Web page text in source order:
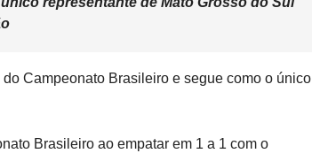
Campeonato Brasileiro e segue como o único
Brasileiro ao empatar em 1 a 1 com o